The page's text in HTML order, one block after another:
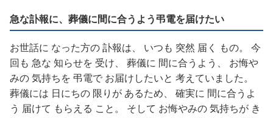
急な訃報に、葬儀に間に合うよう弔電を届けたい
お世話に なった方の 訃報は、 いつも 突然 届く もの。 今
回も 急な 知らせを 受け、 葬儀に 間に合うよう、 お悔や
みの 気持ちを 弔電で お届けしたいと 考えていました。
葬儀には 日にちの 限りが あるため、 確実に 間に合うよ
う 届けて もらえる こと。 そして お悔やみの 気持ちが き